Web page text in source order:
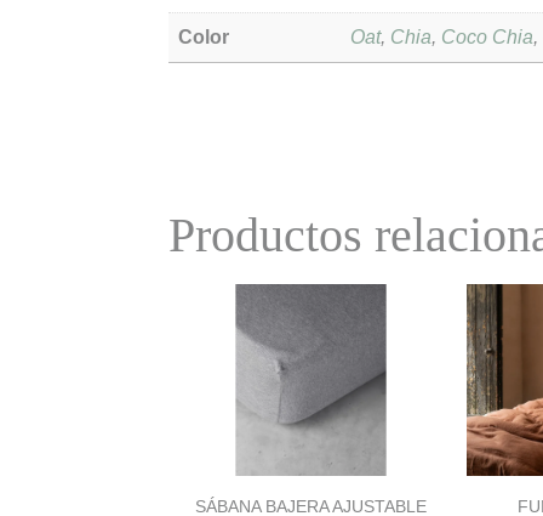
Color Oat, Chia, Coco Chia,
Productos
SÁBANA BAJERA AJUSTABLE